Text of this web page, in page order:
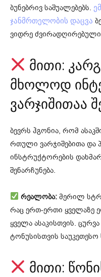
ბუნებრივ საშუალებებს.
ჯანმრთელობის დაცვა
ვიდრე ძვირადღირებული
მითი:
მხოლოდ
ვარჯიშითაა
ბევრს ჰგონია, რომ
რთული ვარჯიშებითა
ინსტრუქტორების
შენარჩუნება.
რეალობა: მერილ
რაც ერთ-ერთი ყველაზე
ყველა ასაკისთვის.
ტონუსისთვის
მითი: